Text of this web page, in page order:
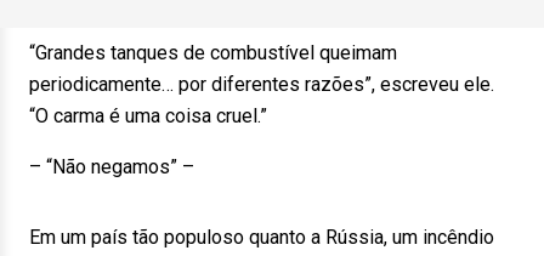
“Grandes tanques de combustível queimam
periodicamente… por diferentes razões”, escreveu ele.
“O carma é uma coisa cruel.”
– “Não negamos” –
Em um país tão populoso quanto a Rússia, um incêndio